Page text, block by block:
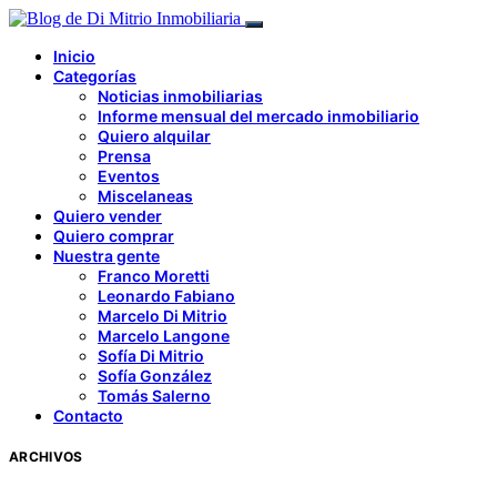
Inicio
Categorías
Noticias inmobiliarias
Informe mensual del mercado inmobiliario
Quiero alquilar
Prensa
Eventos
Miscelaneas
Quiero vender
Quiero comprar
Nuestra gente
Franco Moretti
Leonardo Fabiano
Marcelo Di Mitrio
Marcelo Langone
Sofía Di Mitrio
Sofía González
Tomás Salerno
Contacto
ARCHIVOS